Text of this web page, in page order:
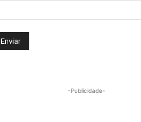
-Publicidade-